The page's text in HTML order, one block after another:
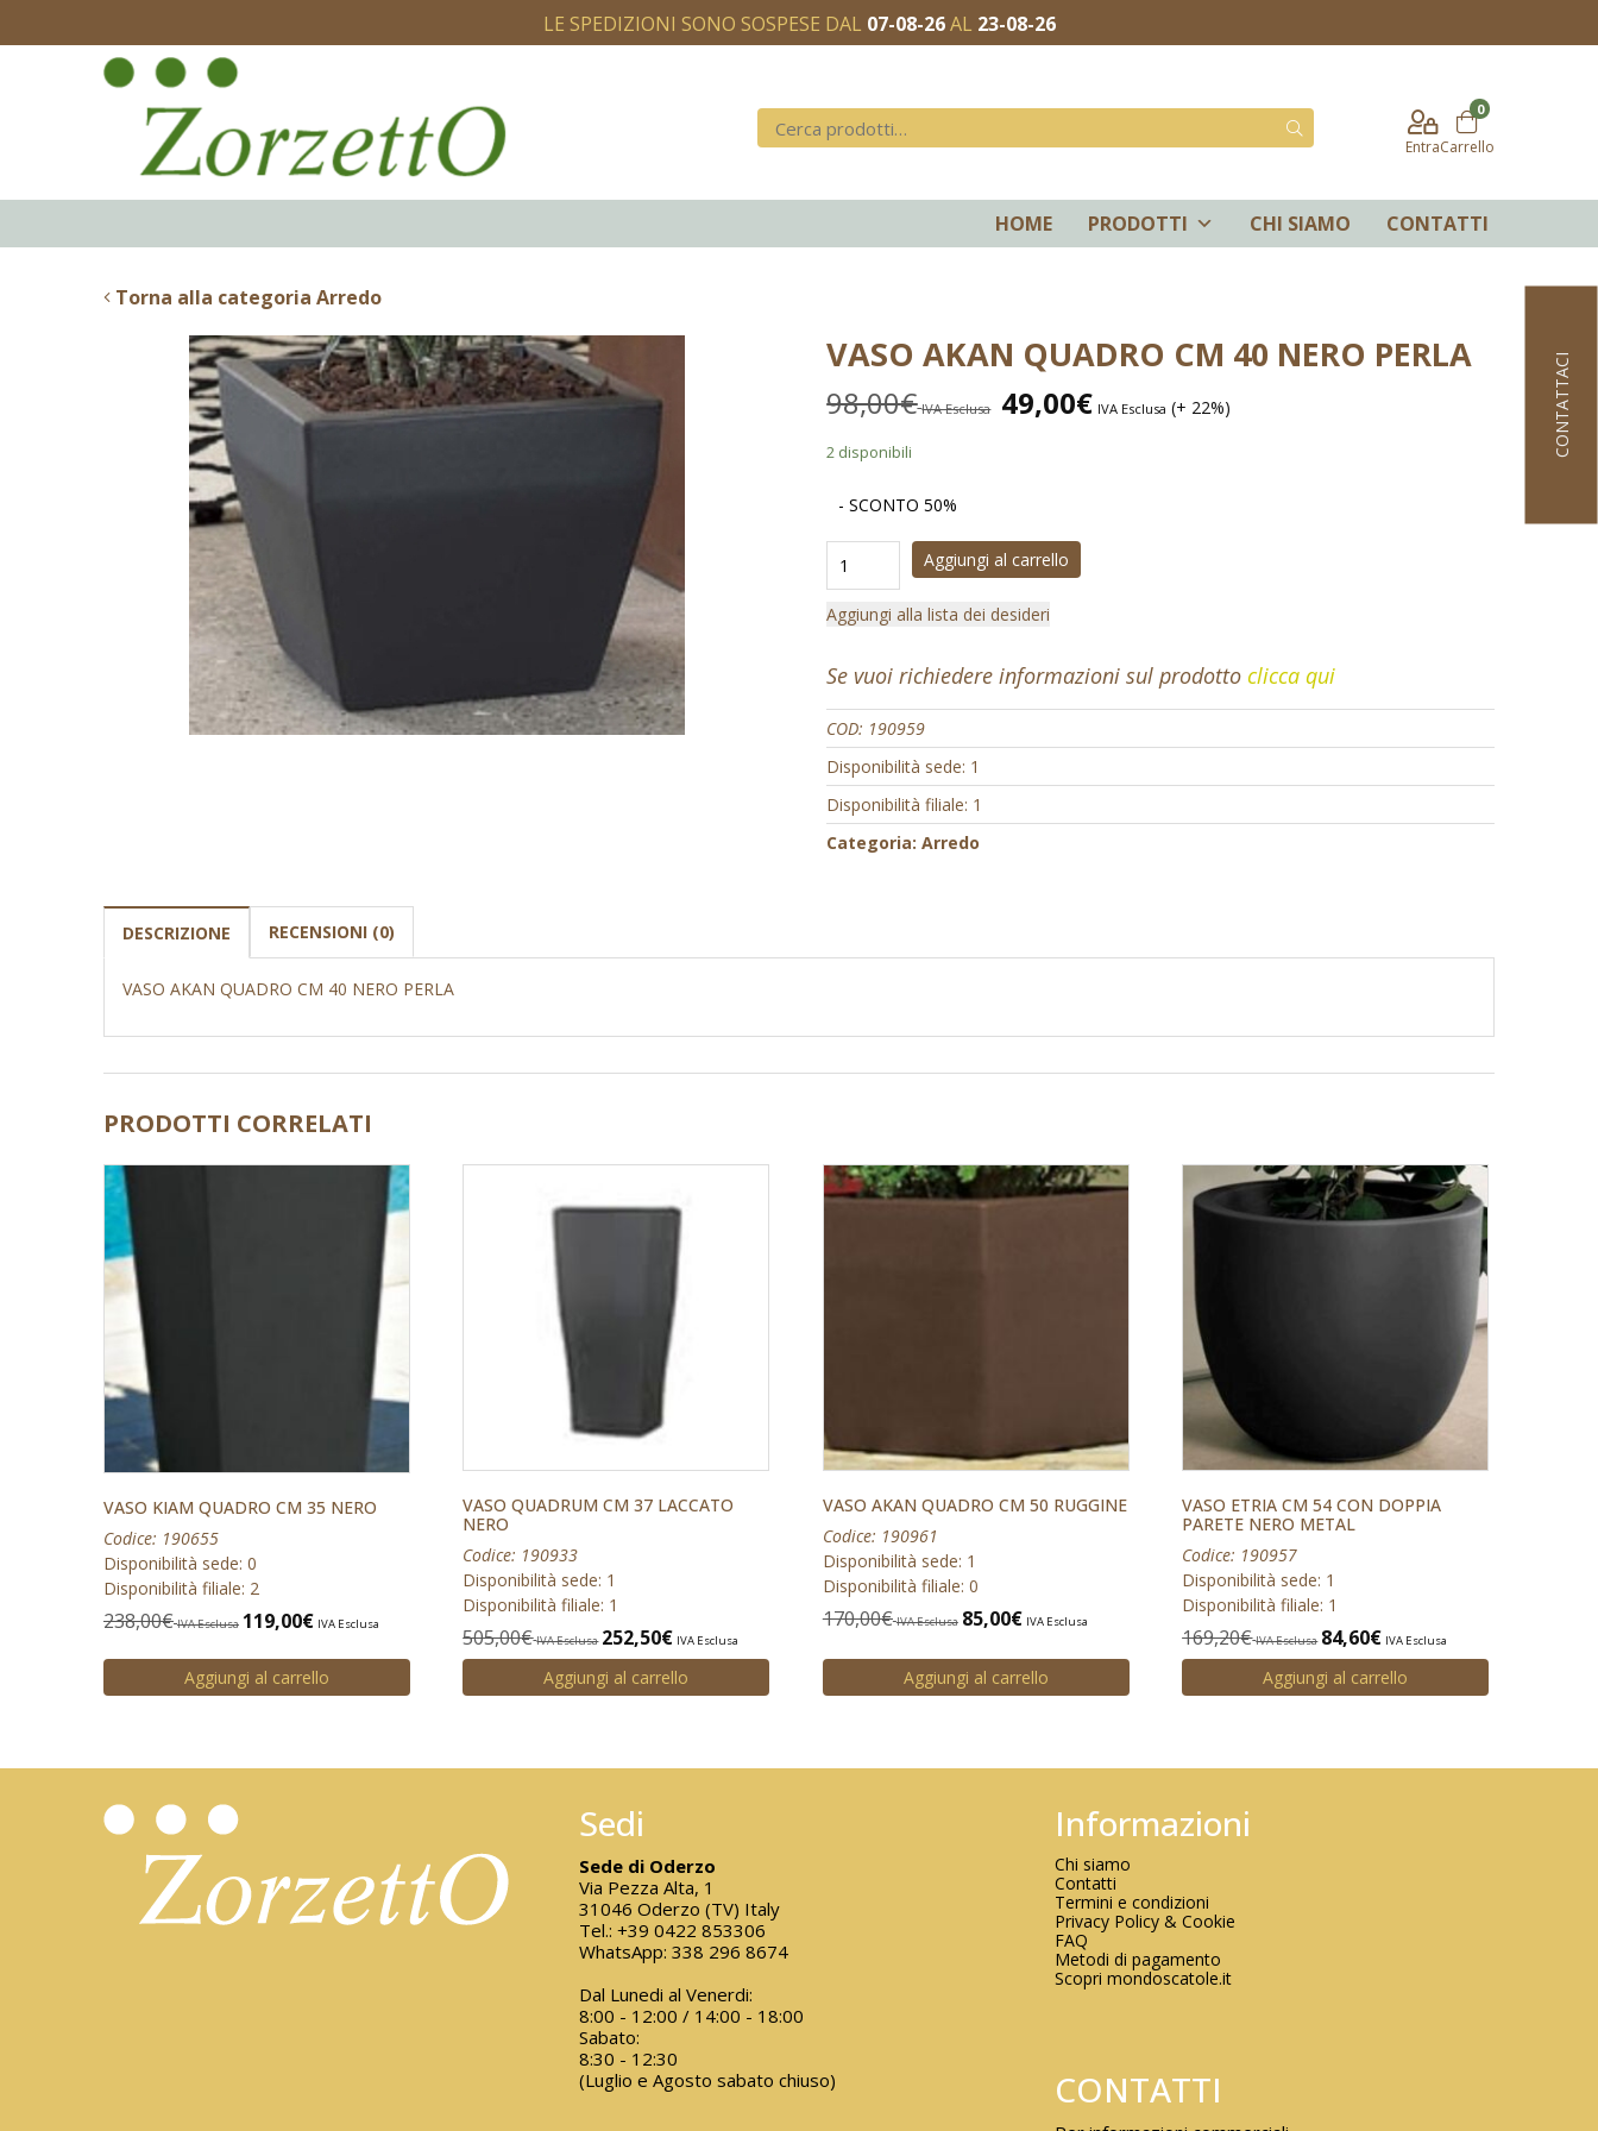
LE SPEDIZIONI SONO SOSPESE DAL 07-08-26AL 23-08-26
Entra
0
Carrello
HOME PRODOTTI CHI SIAMO CONTATTI
Torna alla categoria Arredo
VASO AKAN QUADRO CM 40 NERO PERLA
98,00€ IVA Esclusa 49,00€ IVA Esclusa (+ 22%)
2 disponibili
- SCONTO 50%
Aggiungi al carrello
Aggiungi alla lista dei desideri
Se vuoi richiedere informazioni sul prodottoclicca qui
COD: 190959
Disponibilità sede: 1
Disponibilità filiale: 1
Categoria:Arredo
DESCRIZIONE RECENSIONI (0)
VASO AKAN QUADRO CM 40 NERO PERLA
PRODOTTI CORRELATI
VASO KIAM QUADRO CM 35 NERO
Codice: 190655
Disponibilità sede: 0
Disponibilità filiale: 2
238,00€ IVA Esclusa 119,00€ IVA Esclusa
Aggiungi al carrello
VASO QUADRUM CM 37 LACCATO
NERO
Codice: 190933
Disponibilità sede: 1
Disponibilità filiale: 1
505,00€ IVA Esclusa 252,50€ IVA Esclusa
Aggiungi al carrello
VASO AKAN QUADRO CM 50 RUGGINE
Codice: 190961
Disponibilità sede: 1
Disponibilità filiale: 0
170,00€ IVA Esclusa 85,00€ IVA Esclusa
Aggiungi al carrello
VASO ETRIA CM 54 CON DOPPIA
PARETE NERO METAL
Codice: 190957
Disponibilità sede: 1
Disponibilità filiale: 1
169,20€ IVA Esclusa 84,60€ IVA Esclusa
Aggiungi al carrello
CONTATTACI
Sedi
Sede di Oderzo
Via Pezza Alta, 1
31046 Oderzo (TV) Italy
Tel.: +39 0422 853306
WhatsApp: 338 296 8674
Dal Lunedi al Venerdi:
8:00 - 12:00 / 14:00 - 18:00
Sabato:
8:30 - 12:30
(Luglio e Agosto sabato chiuso)
Informazioni
Chi siamo
Contatti
Termini e condizioni
Privacy Policy & Cookie
FAQ
Metodi di pagamento
Scopri mondoscatole.it
CONTATTI